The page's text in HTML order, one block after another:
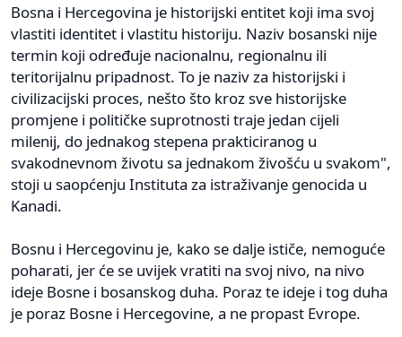
Bosna i Hercegovina je historijski entitet koji ima svoj
vlastiti identitet i vlastitu historiju. Naziv bosanski nije
termin koji određuje nacionalnu, regionalnu ili
teritorijalnu pripadnost. To je naziv za historijski i
civilizacijski proces, nešto što kroz sve historijske
promjene i političke suprotnosti traje jedan cijeli
milenij, do jednakog stepena prakticiranog u
svakodnevnom životu sa jednakom živošću u svakom",
stoji u saopćenju Instituta za istraživanje genocida u
Kanadi.
Bosnu i Hercegovinu je, kako se dalje ističe, nemoguće
poharati, jer će se uvijek vratiti na svoj nivo, na nivo
ideje Bosne i bosanskog duha. Poraz te ideje i tog duha
je poraz Bosne i Hercegovine, a ne propast Evrope.